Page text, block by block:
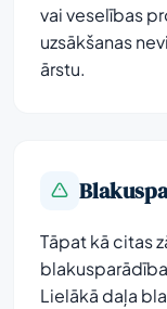
vai veselības
uzsākšanas
ārstu.
Tāpat kā citas
Lielākā daļa